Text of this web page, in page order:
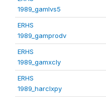
1989_gamlvs5
ERHS
1989_gamprodv
ERHS
1989_gamxcly
ERHS
1989_harclxpy